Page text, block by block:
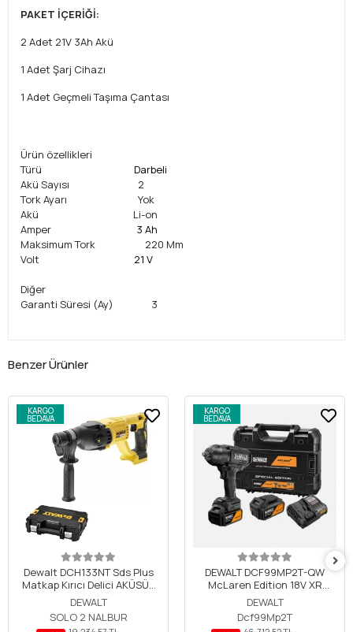
PAKET İÇERİĞİ:
2 Adet 21V 3Ah Akü
1 Adet Şarj Cihazı
1 Adet Geçmeli Taşıma Çantası
Ürün özellikleri
Türü Darbeli
Akü Sayısı 2
Tork Ayarı Yok
Akü Li-on
Amper 3 Ah
Maksimum Tork 220 Mm
Volt 21 V
Diğer
Garanti Süresi (Ay) 3
Benzer Ürünler
KARGO
BEDAVA
Dewalt DCH133NT Sds Plus
Matkap Kırıcı Delici AKÜSÜZ
SOLO
DEWALT
SOLO 2 NALBUR
KARGO
BEDAVA
DEWALT DCF99MP2T-QW
McLaren Edition 18V XR
Kömürsüz 1/2" Darbeli Somun
Sıkma Makinesi 2x5.0Ah Akü
+ Şarj Cihazı
DEWALT
Dcf99Mp2T